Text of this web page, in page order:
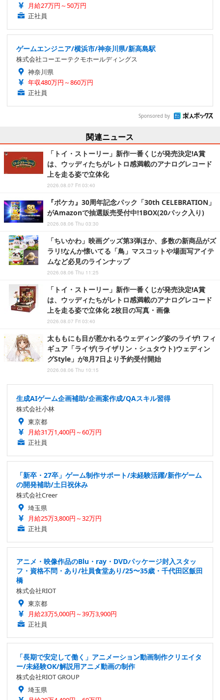
月給27万円～50万円
正社員
ゲームエンジニア/横浜市/神奈川県/新高島駅
株式会社コーエーテクモホールディングス
神奈川県
年収480万円～860万円
正社員
Sponsored by
関連ニュース
「トイ・ストーリー」新作一番くじが発売決定!A賞
は、ウッディたちがレトロ感満載のアナログレコード
上を走る姿で立体化
2026.08.07 Fri 03:40
『ポケカ』30周年記念パック「30th CELEBRATION」
がAmazonで抽選販売受付中!1BOX(20パック入り)
2026.08.06 Thu 03:30
「ちいかわ」映画グッズ第3弾ほか、多数の新商品がズ
ラリ!なんか懐いてる「鳥」マスコットや場面写アイテ
ムなど必見のラインナップ
2026.08.06 Thu 11:25
「トイ・ストーリー」新作一番くじが発売決定!A賞
は、ウッディたちがレトロ感満載のアナログレコード
上を走る姿で立体化 2枚目の写真・画像
2026.08.07 Fri 03:40
太ももにも目が惹かれるウェディング姿のライザ! フィ
ギュア「ライザ(ライザリン・シュタウト)ウェディン
グStyle」が8月7日より予約受付開始
2026.08.06 Thu 10:15
生成AIゲーム企画補助/企画案作成/QAスキル習得
株式会社小林
東京都
月給31万1,400円～60万円
正社員
「新卒・27卒」ゲーム制作サポート/未経験活躍/新作ゲーム
の開発補助/土日祝休み
株式会社Creer
埼玉県
月給25万3,800円～32万円
正社員
アニメ・映像作品のBlu・ray・DVDパッケージ封入スタッ
フ・資格不問・あり/社員食堂あり/25〜35歳・千代田区飯田
橋
株式会社RIOT
東京都
月給23万5,000円～39万3,900円
正社員
「長期で安定して働く」アニメーション動画制作クリエイタ
ー/未経験OK/解説用アニメ動画の制作
株式会社RIOT GROUP
埼玉県